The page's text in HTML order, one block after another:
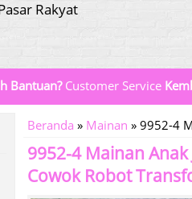
Rakyat
Bantuan?Customer Service
Beranda » Mainan » 9952-4
9952-4 Mainan
Cowok Robot